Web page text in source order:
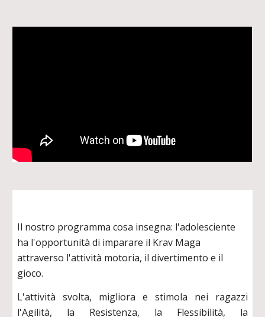
Il nostro programma cosa insegna: l'adolesciente
ha l'opportunità di imparare il Krav Maga
attraverso l'attività motoria, il divertimento e il
gioco.
L'attività svolta, migliora e stimola nei ragazzi
l'Agilità, la Resistenza, la Flessibilità, la